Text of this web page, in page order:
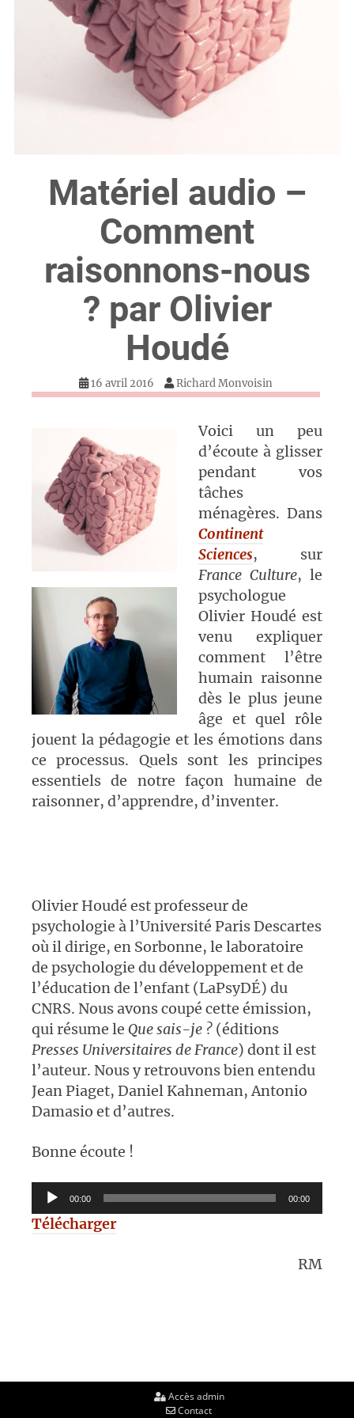
Matériel audio –
Comment
raisonnons-nous
? par Olivier
Houdé
16 avril 2016 Richard Monvoisin
Voici un peu
d’écoute à glisser
pendant vos
tâches
ménagères. Dans
Continent
Sciences, sur
France Culture, le
psychologue
Olivier Houdé est
venu expliquer
comment l’être
humain raisonne
dès le plus jeune
âge et quel rôle
jouent la pédagogie et les émotions dans
ce processus. Quels sont les principes
essentiels de notre façon humaine de
raisonner, d’apprendre, d’inventer.
Olivier Houdé est professeur de
psychologie à l’Université Paris Descartes
où il dirige, en Sorbonne, le laboratoire
de psychologie du développement et de
l’éducation de l’enfant (LaPsyDÉ) du
CNRS. Nous avons coupé cette émission,
qui résume le Que sais-je ? (éditions
Presses Universitaires de France) dont il est
l’auteur. Nous y retrouvons bien entendu
Jean Piaget, Daniel Kahneman, Antonio
Damasio et d’autres.
Bonne écoute !
Lecteur
audio
00:00 00:00
Télécharger
RM
Accès admin
Contact